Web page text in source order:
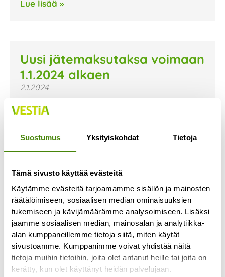
Suostumus Yksityiskohdat Tietoja
Tämä sivusto käyttää evästeitä
Käytämme evästeitä tarjoamamme sisällön ja mainosten
räätälöimiseen, sosiaalisen median ominaisuuksien
tukemiseen ja kävijämäärämme analysoimiseen. Lisäksi
jaamme sosiaalisen median, mainosalan ja analytiikka-
alan kumppaneillemme tietoja siitä, miten käytät
sivustoamme. Kumppanimme voivat yhdistää näitä
tietoja muihin tietoihin, joita olet antanut heille tai joita on
kerätty, kun olet käyttänyt heidän palvelujaan.
Lue lisää »
Uusi jätemaksutaksa voimaan
1.1.2024 alkaen
2.1.2024
Uusi jätemaksutaksa on astunut voimaan 1.1.2024.
Uusi taksa ja sen mukaiset hinnat on nyt päivitetty